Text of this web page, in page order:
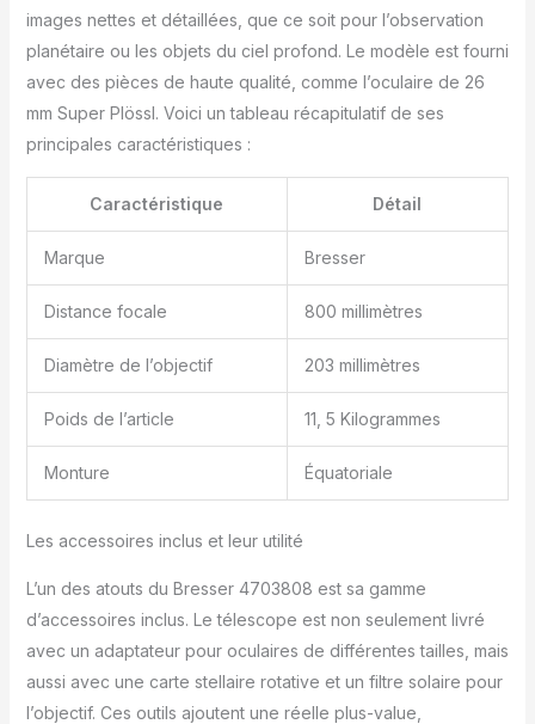
images nettes et détaillées, que ce soit pour l’observation
planétaire ou les objets du ciel profond. Le modèle est fourni
avec des pièces de haute qualité, comme l’oculaire de 26
mm Super Plössl. Voici un tableau récapitulatif de ses
principales caractéristiques :
Caractéristique Détail
Marque Bresser
Distance focale 800 millimètres
Diamètre de l’objectif 203 millimètres
Poids de l’article 11, 5 Kilogrammes
Monture Équatoriale
Les accessoires inclus et leur utilité
L’un des atouts du Bresser 4703808 est sa gamme
d’accessoires inclus. Le télescope est non seulement livré
avec un adaptateur pour oculaires de différentes tailles, mais
aussi avec une carte stellaire rotative et un filtre solaire pour
l’objectif. Ces outils ajoutent une réelle plus-value,